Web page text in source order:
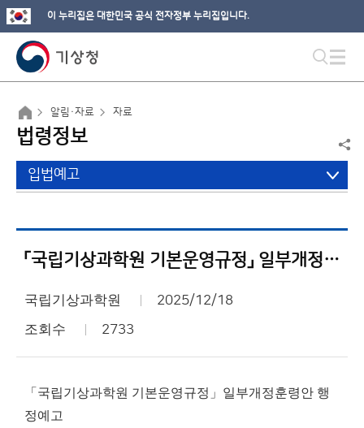
이 누리집은 대한민국 공식 전자정부 누리집입니다.
알림·자료 자료
법령정보
입법예고
「국립기상과학원 기본운영규정」 일부개정훈령안 행정예고
국립기상과학원 2025/12/18
조회수 2733
「국립기상과학원 기본운영규정」일부개정훈령안 행
정예고